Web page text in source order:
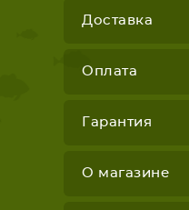
Доставка
Оплата
Гарантия
О магазине